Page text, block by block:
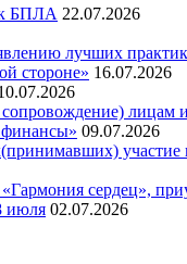
БПЛА 22.07.2026
лучших
стороне» 16.07.2026
финансы» 09.07.2026
участие
сердец»,
июля 02.07.2026